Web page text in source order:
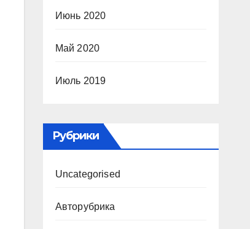
Июнь 2020
Май 2020
Июль 2019
Рубрики
Uncategorised
Авторубрика